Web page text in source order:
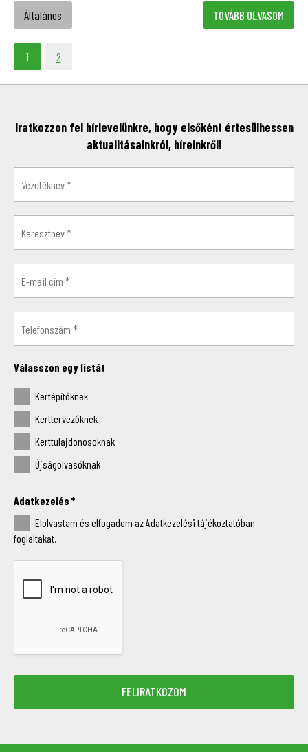
Általános TOVÁBB OLVASOM
1 2
Iratkozzon fel hírlevelünkre, hogy elsőként értesülhessen
aktualitásainkról, híreinkről!
Válasszon egy listát
Kertépítőknek
Kerttervezőknek
Kerttulajdonosoknak
Újságolvasóknak
Adatkezelés *
Elolvastam és elfogadom az Adatkezelési tájékoztatóban
foglaltakat.